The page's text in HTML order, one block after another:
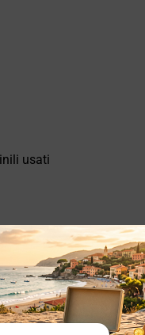
usati
usati